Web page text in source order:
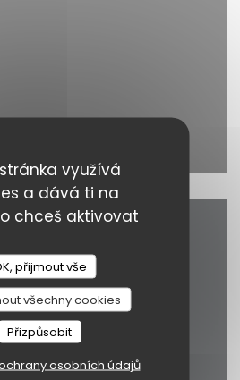
využívá
a dává ti na
chceš aktivovat
přijmout vše
všechny cookies
Přizpůsobit
osobních údajů
a kontakt
Braque 75003 Paris
42 71 35 97